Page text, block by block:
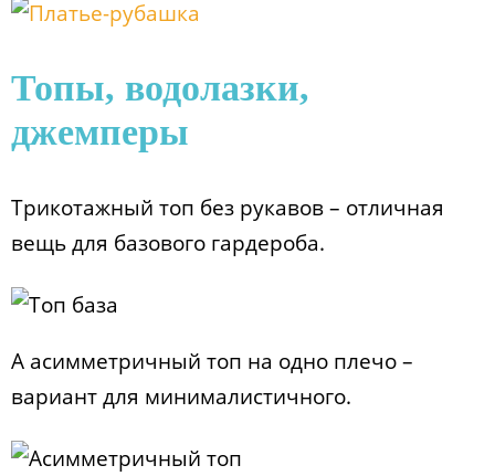
Топы, водолазки,
джемперы
Трикотажный топ без рукавов – отличная
вещь для базового гардероба.
А асимметричный топ на одно плечо –
вариант для минималистичного.